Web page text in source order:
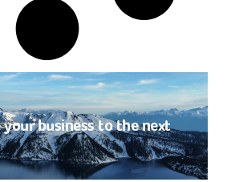
business to the next